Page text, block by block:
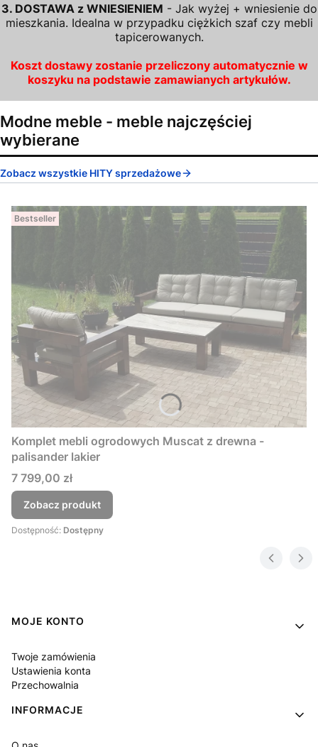
3. DOSTAWA z WNIESIENIEM - Jak wyżej + wniesienie do
mieszkania. Idealna w przypadku ciężkich szaf czy mebli
tapicerowanych.
Koszt dostawy zostanie przeliczony automatycznie w
koszyku na podstawie zamawianych artykułów.
Modne meble - meble najczęściej
wybierane
Zobacz wszystkie HITY sprzedażowe
Bestseller
Komplet mebli ogrodowych Muscat z drewna -
palisander lakier
Cena
7 799,00 zł
Zobacz produkt
Dostępność: Dostępny
Linki w stopce
MOJE KONTO
Twoje zamówienia
Ustawienia konta
Przechowalnia
INFORMACJE